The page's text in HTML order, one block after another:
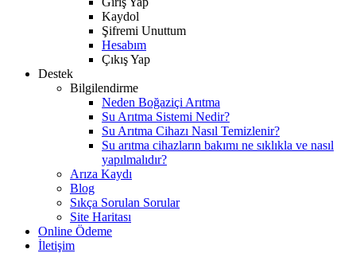
Kaydol
Şifremi Unuttum
Hesabım
Çıkış Yap
Destek
Bilgilendirme
Neden Boğaziçi Arıtma
Su Arıtma Sistemi Nedir?
Su Arıtma Cihazı Nasıl Temizlenir?
Su arıtma cihazların bakımı ne sıklıkla ve nasıl
yapılmalıdır?
Arıza Kaydı
Blog
Sıkça Sorulan Sorular
Site Haritası
Online Ödeme
İletişim